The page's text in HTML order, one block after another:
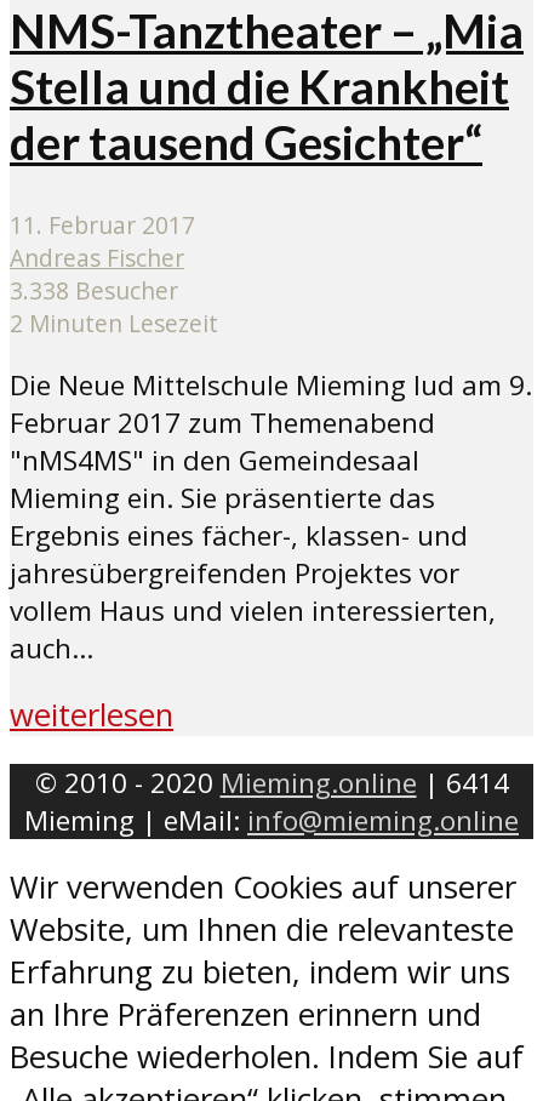
NMS-Tanztheater – „Mia
Stella und die Krankheit
der tausend Gesichter“
11. Februar 2017
Andreas Fischer
3.338 Besucher
2 Minuten Lesezeit
Die Neue Mittelschule Mieming lud am 9.
Februar 2017 zum Themenabend
"nMS4MS" in den Gemeindesaal
Mieming ein. Sie präsentierte das
Ergebnis eines fächer-, klassen- und
jahresübergreifenden Projektes vor
vollem Haus und vielen interessierten,
auch...
weiterlesen
© 2010 - 2020 Mieming.online | 6414
Mieming | eMail: info@mieming.online
Wir verwenden Cookies auf unserer
Website, um Ihnen die relevanteste
Erfahrung zu bieten, indem wir uns
an Ihre Präferenzen erinnern und
Besuche wiederholen. Indem Sie auf